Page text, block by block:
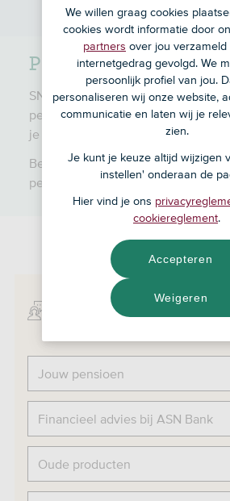
Pensioen
SNS is nu ASN Bank. Heb je voor 1
pensioenproduct bij (of via) SNS
je veel dingen via deze pagina
Ben je noggeenklant bij SNS en
pensioenproduct openen? Ga dan
Informatie over:
Jouw pensioen
Financieel advies bij ASN Bank
Oude producten
We willen graag cookies
cookies wordt informatie door
partners over jou verzameld
internetgedrag gevolgd. We
persoonlijk profiel van jou.
personaliseren wij onze website,
communicatie en laten wij je
zien.
Je kunt je keuze altijd wijzigen
instellen' onderaan de
Hier vind je ons
cookiereglement.
Weigeren
Accepteren